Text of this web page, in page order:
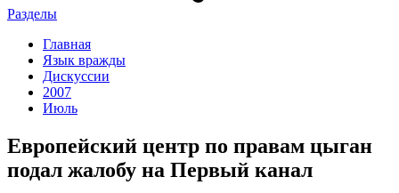
Разделы
Главная
Язык вражды
Дискуссии
2007
Июль
Европейский центр по правам цыган
подал жалобу на Первый канал